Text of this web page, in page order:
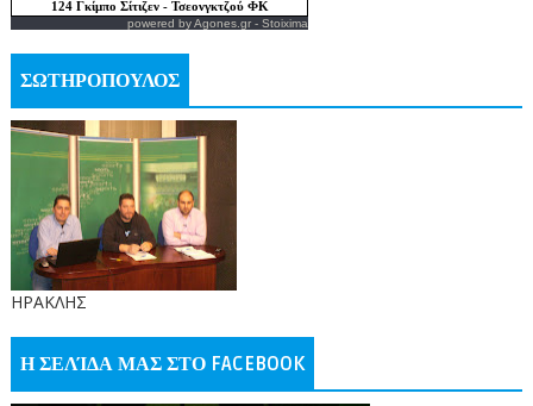
powered byAgones.gr- Stoixima
ΣΩΤΗΡΟΠΟΥΛΟΣ
ΗΡΑΚΛΗΣ
Η ΣΕΛΊΔΑ ΜΑΣ ΣΤΟ FACEBOOK